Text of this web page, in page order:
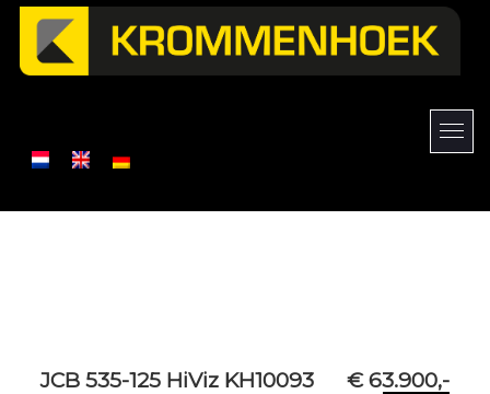
JCB 535-125 HiViz KH10093 € 63.900,-